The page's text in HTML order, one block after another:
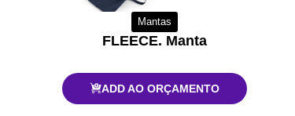
Mantas
FLEECE. Manta
ADD AO ORÇAMENTO